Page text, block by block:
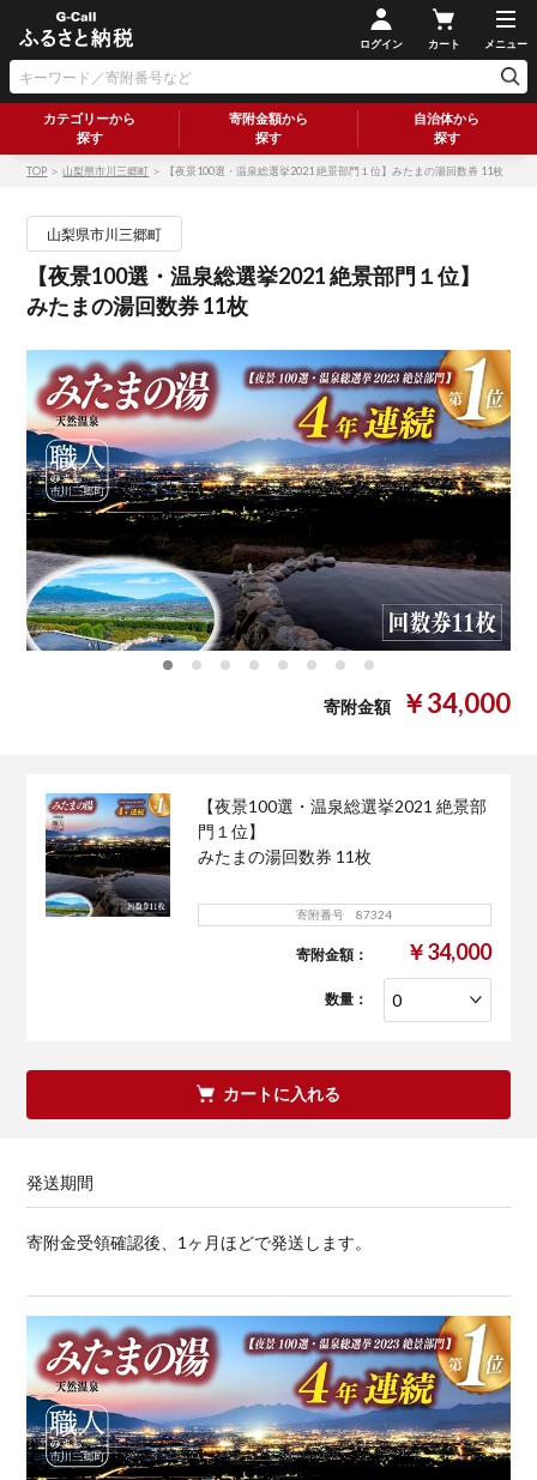
ログイン カート メニュー
カテゴリーから
探す
寄附金額から
探す
自治体から
探す
TOP ＞山梨県市川三郷町 ＞ 【夜景100選・温泉総選挙2021 絶景部門１位】みたまの湯回数券 11枚
山梨県市川三郷町
【夜景100選・温泉総選挙2021 絶景部門１位】
みたまの湯回数券 11枚
寄附金額 ￥34,000
【夜景100選・温泉総選挙2021 絶景部
門１位】
みたまの湯回数券 11枚
寄附番号 87324
寄附金額： ￥34,000
数量：
カートに入れる
発送期間
寄附金受領確認後、1ヶ月ほどで発送します。